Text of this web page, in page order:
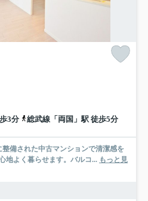
3分
総武線「両国」駅 徒歩5分
備された中古マンションで清潔感を
地よく暮らせます。バルコ... もっと見